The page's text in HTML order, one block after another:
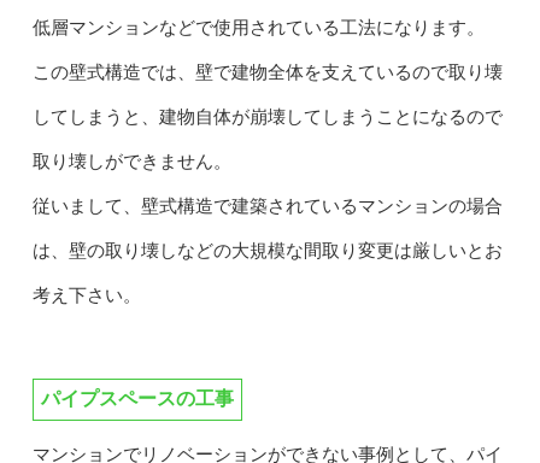
低層マンションなどで使用されている工法になります。
この壁式構造では、壁で建物全体を支えているので取り壊
してしまうと、建物自体が崩壊してしまうことになるので
取り壊しができません。
従いまして、壁式構造で建築されているマンションの場合
は、壁の取り壊しなどの大規模な間取り変更は厳しいとお
考え下さい。
パイプスペースの工事
マンションでリノベーションができない事例として、パイ